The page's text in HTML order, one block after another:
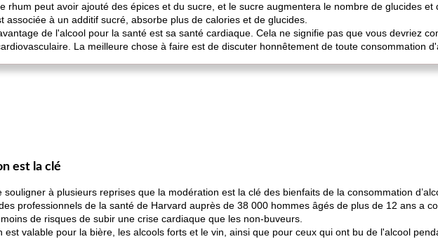
rhum peut avoir ajouté des épices et du sucre, et le sucre augmentera le nombre de glucides et
associée à un additif sucré, absorbe plus de calories et de glucides.
de l'alcool pour la santé est sa santé cardiaque. Cela ne signifie pas que vous devriez
La meilleure chose à faire est de discuter honnêtement de toute consommation
est la clé
souligner à plusieurs reprises que la modération est la clé des bienfaits de la consommation
professionnels de la santé de Harvard auprès de 38 000 hommes âgés de plus de 12 ans a
de risques de subir une crise cardiaque que les non-buveurs.
est valable pour la bière, les alcools forts et le vin, ainsi que pour ceux qui ont bu de l'alcool